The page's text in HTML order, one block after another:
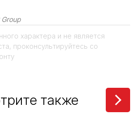
Group
характера и не является
проконсультируйтесь со
также